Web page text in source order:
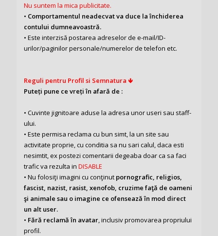
Nu suntem la mica publicitate.
• Comportamentul neadecvat va duce la închiderea
contului dumneavoastră.
• Este interzisă postarea adreselor de e-mail/ID-
urilor/paginilor personale/numerelor de telefon etc.
Reguli pentru Profil si Semnatura 🡻
Puteți pune ce vreți în afară de :
• Cuvinte jignitoare aduse la adresa unor useri sau staff-
ului.
• Este permisa reclama cu bun simt, la un site sau
activitate proprie, cu conditia sa nu sari calul, daca esti
nesimtit, ex postezi comentarii degeaba doar ca sa faci
trafic va rezulta in DISABLE
• Nu folosiţi imagini cu conţinut pornografic, religios,
fascist, nazist, rasist, xenofob, cruzime faţă de oameni
şi animale sau o imagine ce ofensează în mod direct
un alt user.
• Fără reclamă în avatar, inclusiv promovarea propriului
profil.